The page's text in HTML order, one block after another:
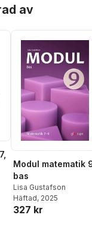
av
Modul matematik
bas
Lisa Gustafson
Häftad, 2025
327 kr